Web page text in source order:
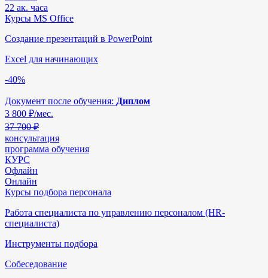
22 ак. часа
Курсы MS Office
Создание презентаций в PowerPoint
Excel для начинающих
-40%
Документ после обучения: Диплом
3 800 ₽/мес.
37 700 ₽
консультация
программа обучения
КУРС
Офлайн
Онлайн
Курсы подбора персонала
Работа специалиста по управлению персоналом (HR-
специалиста)
Инструменты подбора
Собеседование